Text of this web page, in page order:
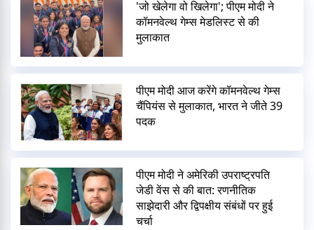
'जो खेलेगा वो खिलेगा'; पीएम मोदी ने
कॉमनवेल्थ गेम्स मेडलिस्ट से की
मुलाकात
पीएम मोदी आज करेंगे कॉमनवेल्थ गेम्स
चैंपियंस से मुलाकात, भारत ने जीते 39
पदक
पीएम मोदी ने अमेरिकी उपराष्ट्रपति
जेडी वेंस से की बात: रणनीतिक
साझेदारी और द्विपक्षीय संबंधों पर हुई
चर्चा